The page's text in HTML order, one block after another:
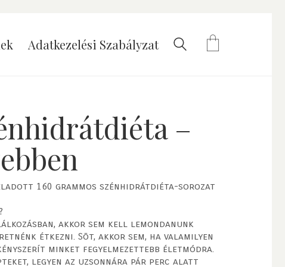
Adatkezelési Szabályzat
–
160 grammos szénhidrátdiéta-sorozat
akkor sem kell lemondanunk
étkezni. Sõt, akkor sem, ha valamilyen
minket fegyelmezettebb életmódra.
legyen az uzsonnára pár perc alatt